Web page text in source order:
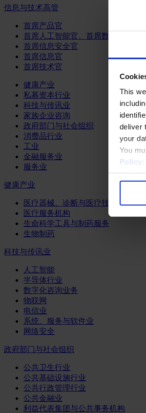
This
deliver
your
You
Policy
信息与技术高管
首席产品官
首席人工智能官、首席数据官和首
首席信息安全官
首席信息官
首席技术官
健康产业
私募资本行业
科技与传讯业
家族企业咨询
政府部门与社会组织
消费品行业
工业
金融服务业
服务业
健康产业
医疗器械、诊断与医疗技术
医疗服务机构
生命科学工具与制药服务
生物制药
科技与传讯业
人工智能
半导体行业
数字化咨询业务
物联网
电信业
系统、服务与软件业
网络安全
政府部门与社会组织
公共卫生行业
公共基础设施行业
公共行政管理行业
公共金融业
利益代表集团与公共事务机构